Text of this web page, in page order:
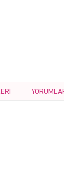
YORUMLAR